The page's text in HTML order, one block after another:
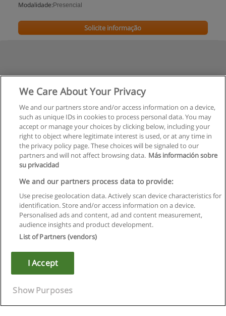
Modalidade: Presencial
Solicite informação
Regras de uso
Privacidade de dados
Copyright © Educaedu Business S.L. - CIF : B-95610580: -
We Care About Your Privacy
We and our partners store and/or access information on a device,
such as unique IDs in cookies to process personal data. You may
accept or manage your choices by clicking below, including your
right to object where legitimate interest is used, or at any time in
the privacy policy page. These choices will be signaled to our
partners and will not affect browsing data. Más información sobre
su privacidad
We and our partners process data to provide:
Use precise geolocation data. Actively scan device characteristics for
identification. Store and/or access information on a device.
Personalised ads and content, ad and content measurement,
audience insights and product development.
List of Partners (vendors)
I Accept
Show Purposes